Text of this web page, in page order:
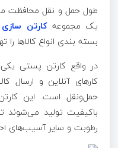
طول حمل و نقل محافظت
یک مجموعهکارتن
بسته بندی انواع کالاها
در واقع کارتن پستی
کارهای آنلاین و
حمل‌ونقل است. این
باکیفیت تولید می‌شوند
رطوبت و سایر آسیب‌های